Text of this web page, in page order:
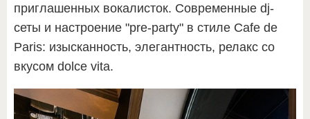
приглашенных вокалисток. Современные dj-
сеты и настроение "pre-party" в стиле Cafe de
Paris: изысканность, элегантность, релакс со
вкусом dolce vita.